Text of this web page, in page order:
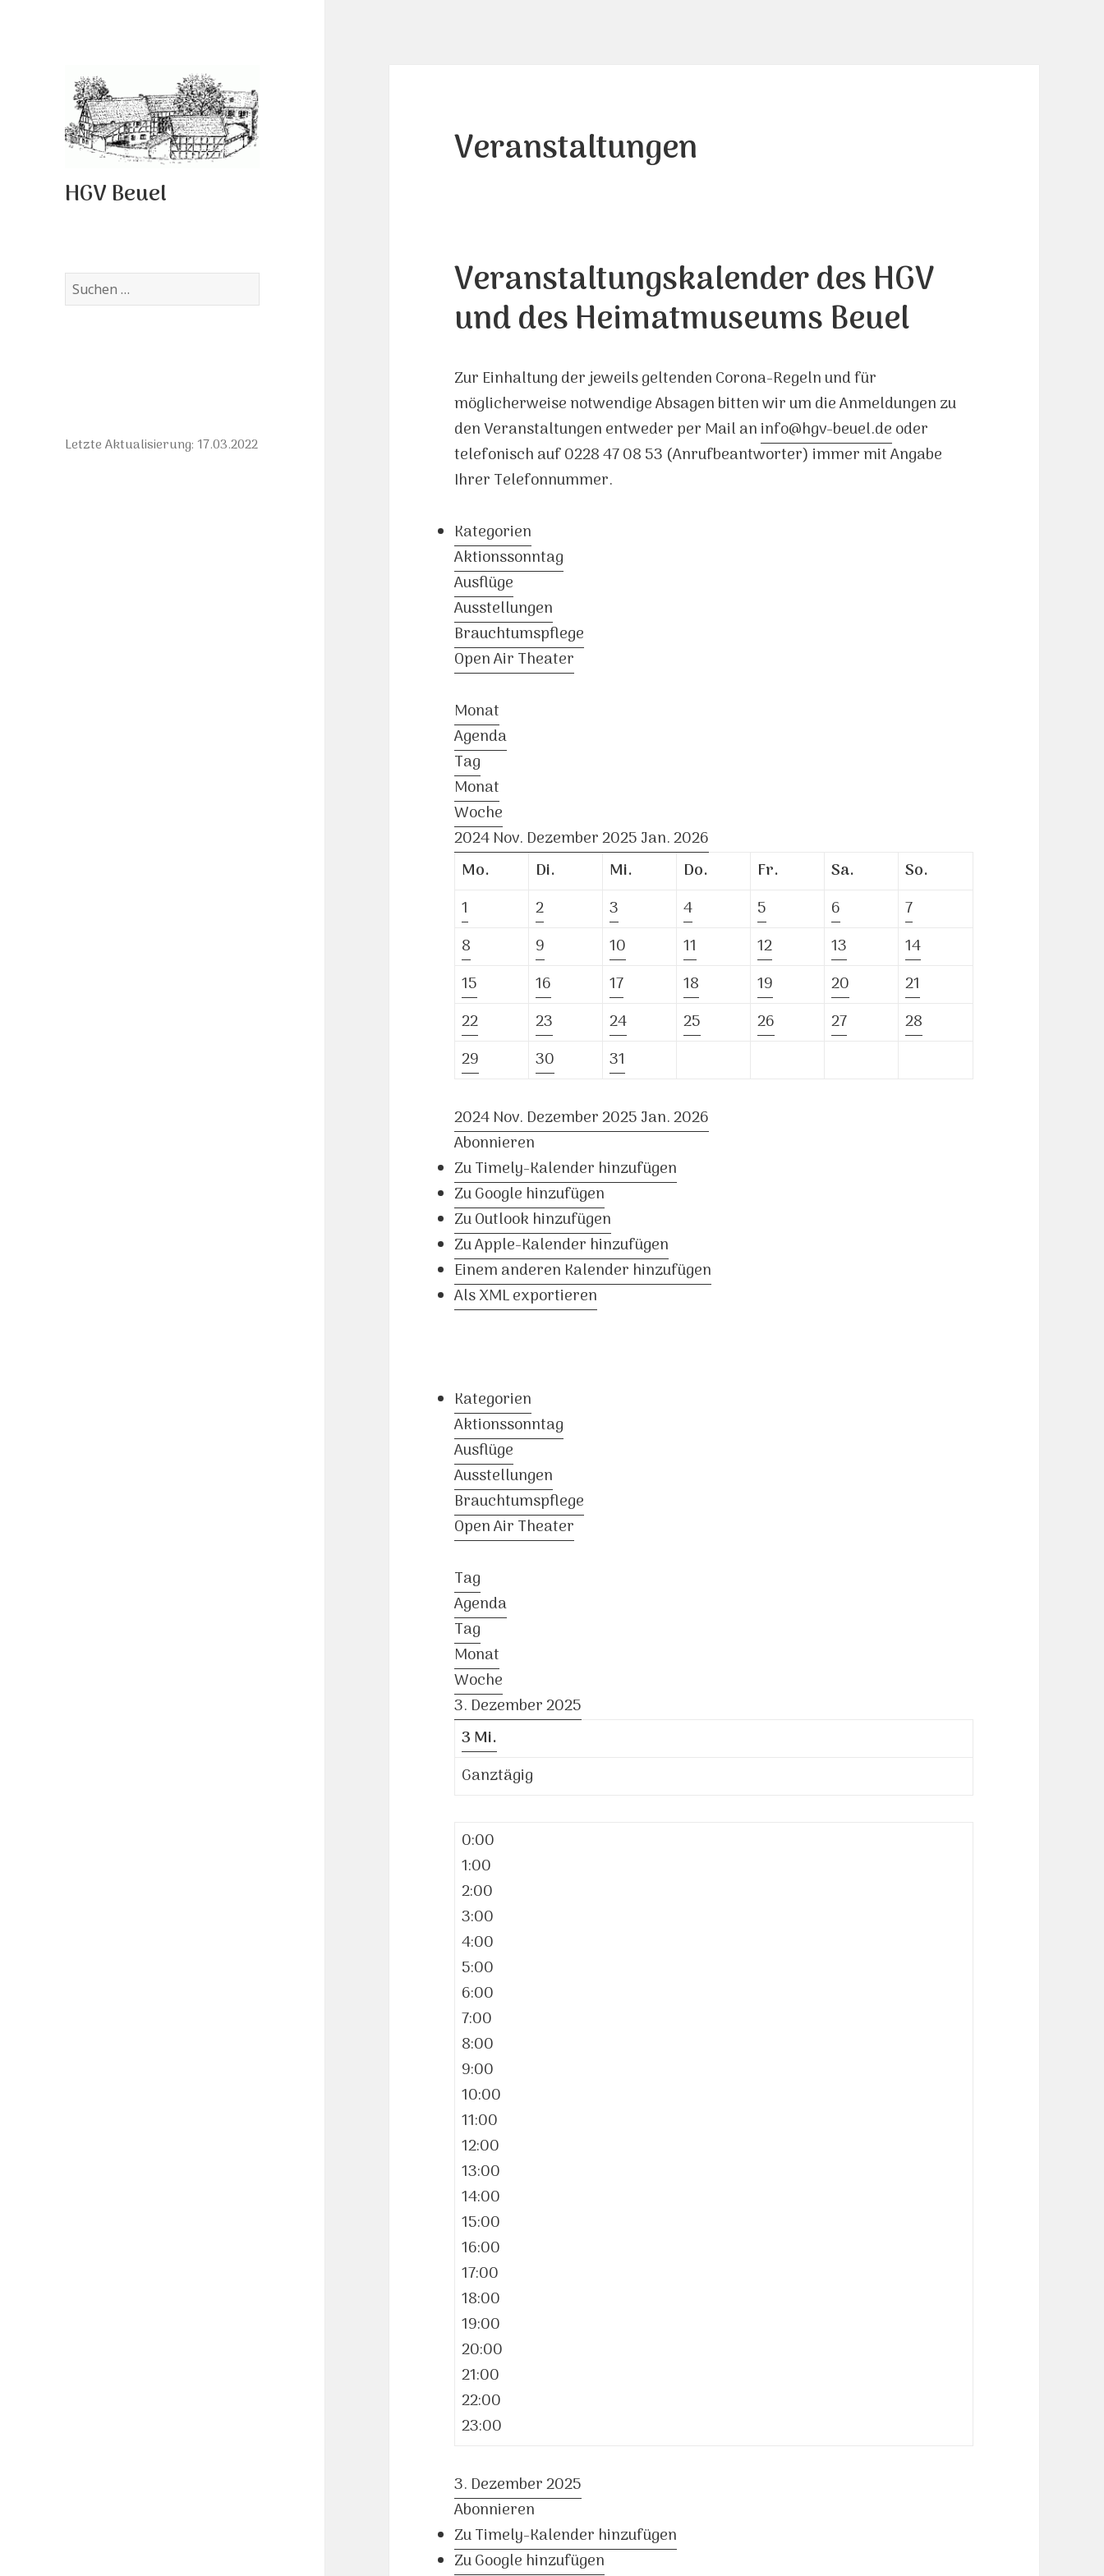
HGV Beuel
Suchen
nach:
Letzte Aktualisierung: 17.03.2022
Veranstaltungen
Veranstaltungskalender des HGV
und des Heimatmuseums Beuel
Zur Einhaltung der jeweils geltenden Corona-Regeln und für
möglicherweise notwendige Absagen bitten wir um die Anmeldungen zu
den Veranstaltungen entweder per Mail aninfo@hgv-beuel.deoder
telefonisch auf 0228 47 08 53 (Anrufbeantworter) immer mit Angabe
Ihrer Telefonnummer.
Kategorien
Aktionssonntag
Ausflüge
Ausstellungen
Brauchtumspflege
Open Air Theater
Monat
Agenda
Tag
Monat
Woche
2024Nov. Dezember 2025Jan.2026
Mo.
Di. Mi. Do. Fr. Sa.
So.
1
2 3 4 5 6
7
8
9 10 11 12 13
14
15
16 17 18 19 20
21
22
23 24 25 26 27
28
29
30 31
2024Nov. Dezember 2025Jan.2026
Abonnieren
Zu Timely-Kalender hinzufügen
Zu Google hinzufügen
Zu Outlook hinzufügen
Zu Apple-Kalender hinzufügen
Einem anderen Kalender hinzufügen
Als XML exportieren
Kategorien
Aktionssonntag
Ausflüge
Ausstellungen
Brauchtumspflege
Open Air Theater
Tag
Agenda
Tag
Monat
Woche
3. Dezember 2025
3Mi.
Ganztägig
0:00
1:00
2:00
3:00
4:00
5:00
6:00
7:00
8:00
9:00
10:00
11:00
12:00
13:00
14:00
15:00
16:00
17:00
18:00
19:00
20:00
21:00
22:00
23:00
3. Dezember 2025
Abonnieren
Zu Timely-Kalender hinzufügen
Zu Google hinzufügen